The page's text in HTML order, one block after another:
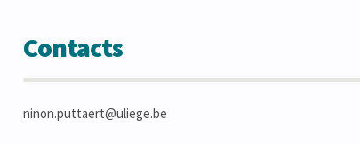
Contacts
ninon.puttaert@uliege.be